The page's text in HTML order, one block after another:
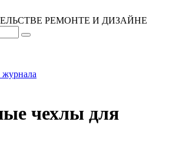
РЕМОНТЕ И ДИЗАЙНЕ
чехлы для